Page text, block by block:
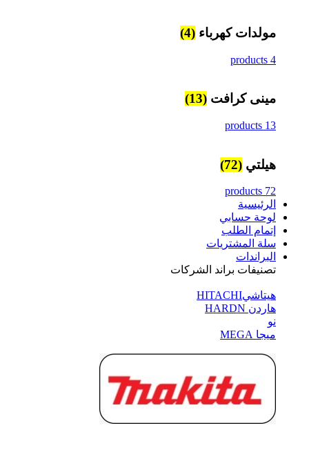
مولدات كهرباء (4)
4 products
مينى كرافت (13)
13 products
هيلتي (72)
72 products
الرئيسية
لوحة حسابي
إتمام الطلب
سلة المشتريات
البراندات
تصنيفات براند الشركات
هيتاشيHITACHI
هاردن HARDN
نو
ميجا MEGA